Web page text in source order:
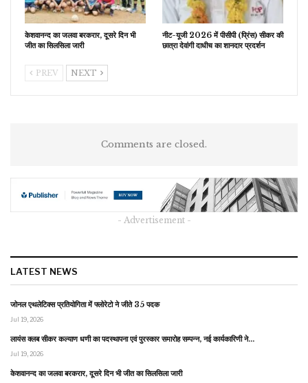
केशवानन्द का जलवा बरकरार, दूसरे दिन भी
जीत का सिलसिला जारी
नीट-यूजी 2026 में पीसीपी (प्रिंस) सीकर की
छात्रा देवांगी दाधीच का शानदार प्रदर्शन
PREV NEXT
Comments are closed.
- Advertisement -
LATEST NEWS
जोनल एथलेटिक्स प्रतियोगिता में फ्लोरेटो ने जीते 35 पदक
Jul 19, 2026
लायंस क्लब सीकर कल्याण धणी का पदस्थापना एवं पुरस्कार समारोह सम्पन्न, नई कार्यकारिणी ने…
Jul 19, 2026
केशवानन्द का जलवा बरकरार, दूसरे दिन भी जीत का सिलसिला जारी